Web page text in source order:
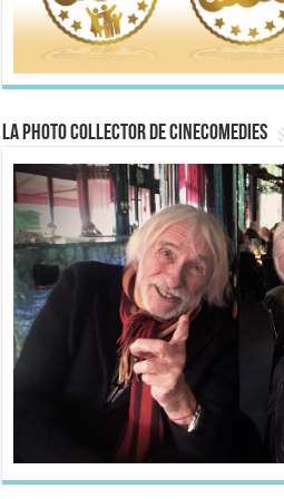
La Photo collector de CineComedies